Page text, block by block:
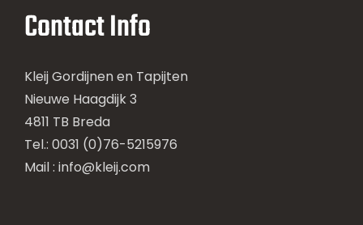
Contact Info
Kleij Gordijnen en Tapijten
Nieuwe Haagdijk 3
4811 TB Breda
Tel.: 0031 (0)76-5215976
Mail : info@kleij.com